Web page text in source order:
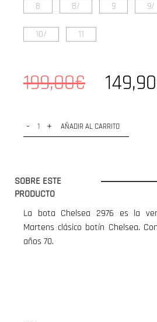
8 8/ 9 9/
10/ 11
199,00€
- + AÑADIR AL CARRITO
SOBRE ESTE
PRODUCTO
La bota Chelsea 2976 es la
Martens clásico botín Chelsea.
años 70.